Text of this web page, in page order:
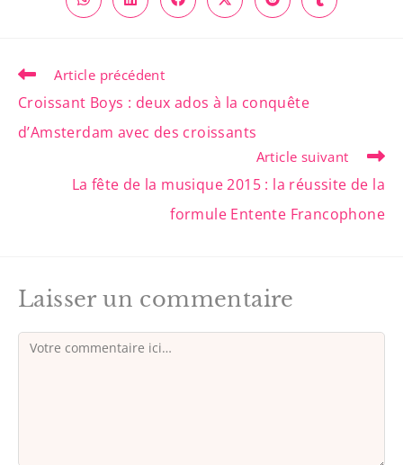
Article précédent
Croissant Boys : deux ados à la conquête
d’Amsterdam avec des croissants
Article suivant
La fête de la musique 2015 : la réussite de la
formule Entente Francophone
Laisser un commentaire